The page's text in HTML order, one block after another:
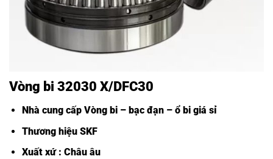
Vòng bi 32030 X/DFC30
Nhà cung cấp Vòng bi – bạc đạn – ổ bi giá sỉ
Thương hiệu SKF
Xuất xứ : Châu âu